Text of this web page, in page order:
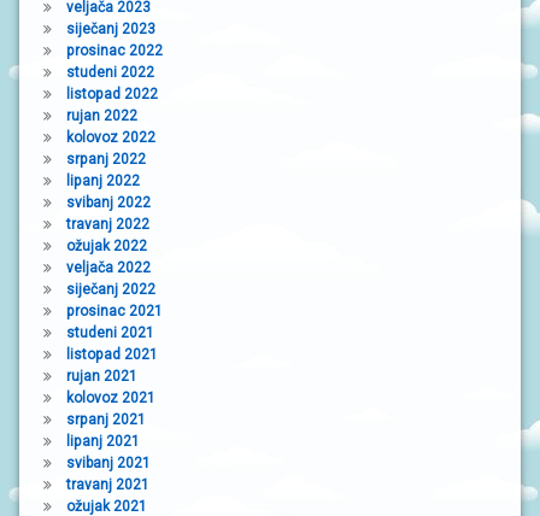
veljača 2023
siječanj 2023
prosinac 2022
studeni 2022
listopad 2022
rujan 2022
kolovoz 2022
srpanj 2022
lipanj 2022
svibanj 2022
travanj 2022
ožujak 2022
veljača 2022
siječanj 2022
prosinac 2021
studeni 2021
listopad 2021
rujan 2021
kolovoz 2021
srpanj 2021
lipanj 2021
svibanj 2021
travanj 2021
ožujak 2021